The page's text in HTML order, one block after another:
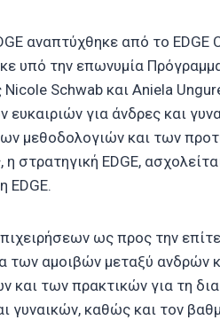
αναπτύχθηκε από το EDGE
υπό την επωνυμία
Schwab και Aniela
για άνδρες και
μεθοδολογιών και των
στρατηγική EDGE,
EDGE.
ως προς την
των αμοιβών μεταξύ ανδρών
και των πρακτικών για τη
γυναικών, καθώς και τον